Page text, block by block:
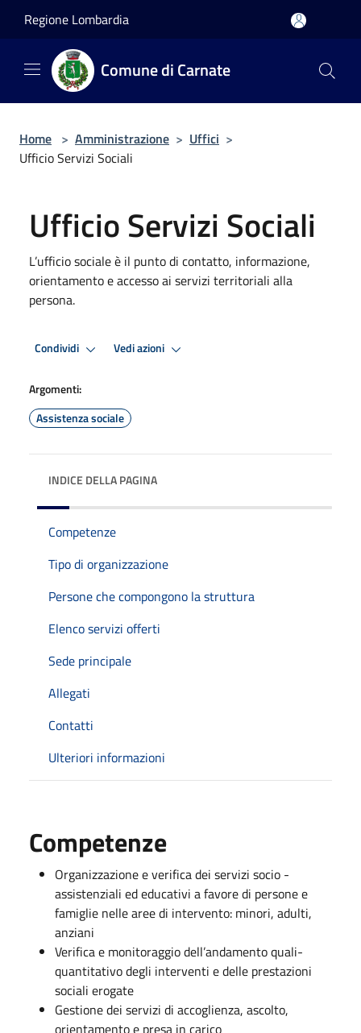
Regione Lombardia
Comune di Carnate
Home > Amministrazione > Uffici >
Ufficio Servizi Sociali
Ufficio Servizi Sociali
L’ufficio sociale è il punto di contatto, informazione,
orientamento e accesso ai servizi territoriali alla
persona.
Condividi Vedi azioni
Argomenti:
Assistenza sociale
INDICE DELLA PAGINA
Competenze
Tipo di organizzazione
Persone che compongono la struttura
Elenco servizi offerti
Sede principale
Allegati
Contatti
Ulteriori informazioni
Competenze
Organizzazione e verifica dei servizi socio -
assistenziali ed educativi a favore di persone e
famiglie nelle aree di intervento: minori, adulti,
anziani
Verifica e monitoraggio dell’andamento quali-
quantitativo degli interventi e delle prestazioni
sociali erogate
Gestione dei servizi di accoglienza, ascolto,
orientamento e presa in carico